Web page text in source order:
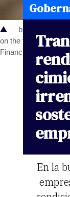
business
on the financial
Financial advisor
En la